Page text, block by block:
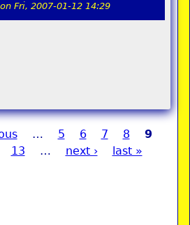
on Fri, 2007-01-12 14:29
… 5 6 7 8
9
13 … next › last »